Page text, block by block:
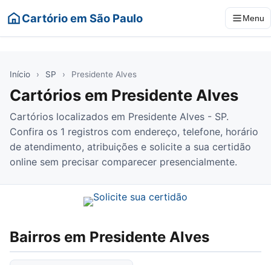
Cartório em São Paulo Menu
Início › SP › Presidente Alves
Cartórios em Presidente Alves
Cartórios localizados em Presidente Alves - SP.
Confira os 1 registros com endereço, telefone, horário
de atendimento, atribuições e solicite a sua certidão
online sem precisar comparecer presencialmente.
Bairros em Presidente Alves